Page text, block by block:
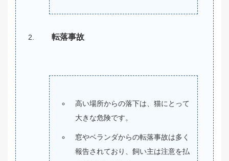
転落事故
高い場所からの落下は、猫にとって
大きな危険です。
窓やベランダからの転落事故は多く
報告されており、飼い主は注意を払